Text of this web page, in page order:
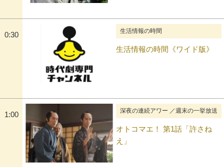
0:30 生活情報の時間
生活情報の時間《ワイド版》
1:00 深夜の連続アワー ／週末の一挙放送
オトコマエ！ 第1話「許さね
え」